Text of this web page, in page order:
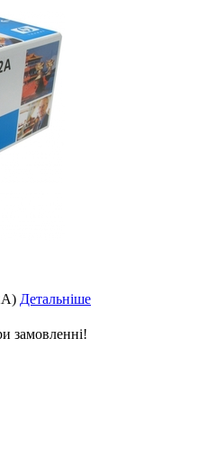
Детальніше
замовленні!